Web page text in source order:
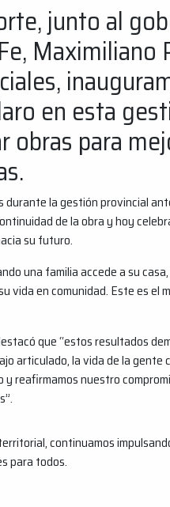
junto al
Maximiliano
en esta
obras para
la gestión provincial
de la obra y hoy
su futuro.
una familia accede a su
vida en comunidad. Este es el
que “estos resultados
articulado, la vida de la gente
reafirmamos nuestro
continuamos
para todos.